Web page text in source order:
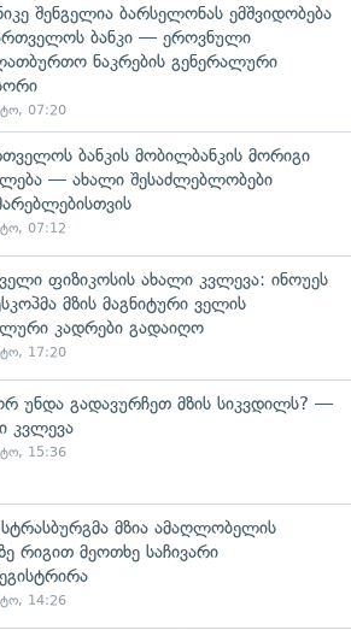
შენგელია ბარსელონას ემშვიდობება
ბანკი — ეროვნული
ნაკრების გენერალური
07:20
ბანკის მობილბანკის მორიგი
— ახალი შესაძლებლობები
07:12
ფიზიკოსის ახალი კვლევა: ინოუეს
მზის მაგნიტური ველის
კადრები გადაიღო
17:20
უნდა გადავურჩეთ მზის სიკვდილს? —
კვლევა
15:36
სტრასბურგმა მზია ამაღლობელის
რიგით მეოთხე საჩივარი
14:26